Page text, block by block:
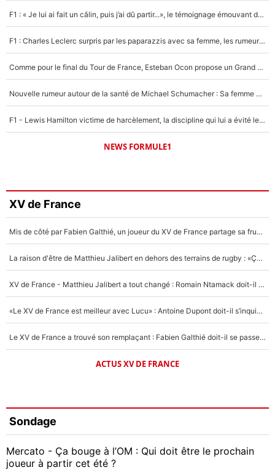
F1 : « Je lui ai fait un câlin, puis j’ai dû partir...», le témoignage émouvant de Max Verstappen sur sa fille
F1 : Charles Leclerc surpris par les paparazzis avec sa femme, les rumeurs étaient vraies !
Comme pour le final du Tour de France, Esteban Ocon propose un Grand Prix de Formule 1 à Paris : «Autour de l’Arc de Triomphe, ce serait génial» !
Nouvelle rumeur autour de la santé de Michael Schumacher : Sa femme Corinna sort du silence
F1 - Lewis Hamilton victime de harcèlement, la discipline qui lui a évité le pire : «J'aurais probablement mal tourné»
NEWS FORMULE1
XV de France
Mis de côté par Fabien Galthié, un joueur du XV de France partage sa frustration : «ils ne me l’ont pas dit tout de suite»
La raison d'être de Matthieu Jalibert en dehors des terrains de rugby : «Ça m'atteint autant que si tu touches à un membre de ma famille»
XV de France - Matthieu Jalibert a tout changé : Romain Ntamack doit-il s’inquiéter pour sa place à un an de la Coupe du monde ?
«Le XV de France est meilleur avec Lucu» : Antoine Dupont doit-il s’inquiéter pour sa place ?
Le XV de France a trouvé son remplaçant : Fabien Galthié doit-il se passer d'Antoine Dupont ?
ACTUS XV DE FRANCE
Sondage
Mercato - Ça bouge à l’OM : Qui doit être le prochain
joueur à partir cet été ?